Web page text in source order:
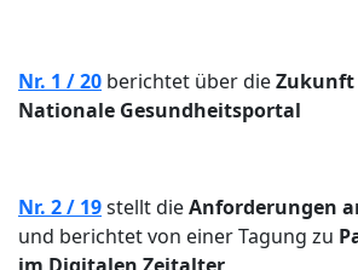
Nr. 1 / 20 berichtet über dieZukunft
Nationale Gesundheitsportal
Nr. 2 / 19stellt dieAnforderungen
und berichtet von einer Tagung zu